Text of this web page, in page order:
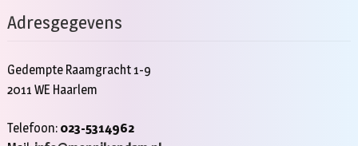
Adresgegevens
Gedempte Raamgracht 1-9
2011 WE Haarlem
Telefoon: 023-5314962